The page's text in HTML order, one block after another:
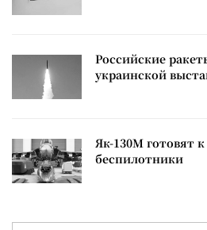
Российские
украинской
Як-130М готовят
беспилотники